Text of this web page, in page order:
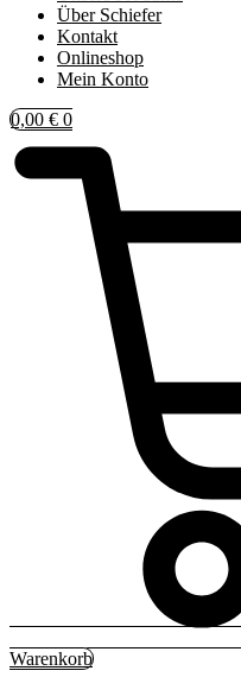
Über Schiefer
Kontakt
Onlineshop
Mein Konto
0,00 € 0
Warenkorb